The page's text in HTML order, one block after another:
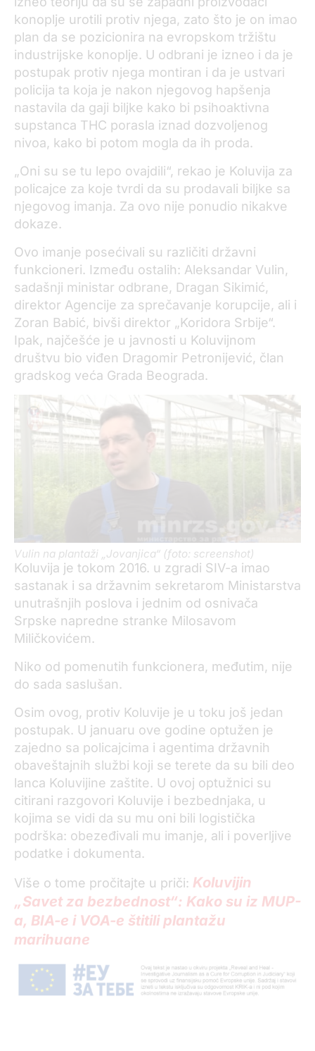
konoplje urotili protiv njega, zato što je on imao
plan da se pozicionira na evropskom tržištu
industrijske konoplje. U odbrani je izneo i da je
postupak protiv njega montiran i da je ustvari
policija ta koja je nakon njegovog hapšenja
nastavila da gaji biljke kako bi psihoaktivna
supstanca THC porasla iznad dozvoljenog
nivoa, kako bi potom mogla da ih proda.
„Oni su se tu lepo ovajdili“, rekao je Koluvija za
policajce za koje tvrdi da su prodavali biljke sa
njegovog imanja. Za ovo nije ponudio nikakve
dokaze.
Ovo imanje posećivali su različiti državni
funkcioneri. Između ostalih: Aleksandar Vulin,
sadašnji ministar odbrane, Dragan Sikimić,
direktor Agencije za sprečavanje korupcije, ali i
Zoran Babić, bivši direktor „Koridora Srbije“.
Ipak, najčešće je u javnosti u Koluvijnom
društvu bio viđen Dragomir Petronijević, član
gradskog veća Grada Beograda.
Vulin na plantaži „Jovanjica“ (foto: screenshot)
Koluvija je tokom 2016. u zgradi SIV-a imao
sastanak i sa državnim sekretarom Ministarstva
unutrašnjih poslova i jednim od osnivača
Srpske napredne stranke Milosavom
Miličkovićem.
Niko od pomenutih funkcionera, međutim, nije
do sada saslušan.
Osim ovog, protiv Koluvije je u toku još jedan
postupak. U januaru ove godine optužen je
zajedno sa policajcima i agentima državnih
obaveštajnih službi koji se terete da su bili deo
lanca Koluvijine zaštite. U ovoj optužnici su
citirani razgovori Koluvije i bezbednjaka, u
kojima se vidi da su mu oni bili logistička
podrška: obezeđivali mu imanje, ali i poverljive
podatke i dokumenta.
Više o tome pročitajte u priči: Koluvijin
„Savet za bezbednost“: Kako su iz MUP-
a, BIA-e i VOA-e štitili plantažu
marihuane